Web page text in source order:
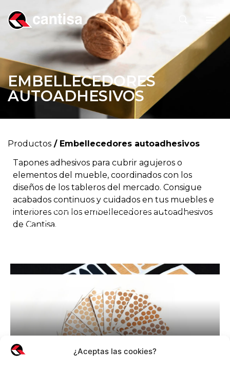
¿Aceptas las cookies?
EMBELLECEDORES
AUTOADHESIVOS
Productos / Embellecedores autoadhesivos
Tapones adhesivos para cubrir agujeros o
elementos del mueble, coordinados con los
diseños de los tableros del mercado. Consigue
acabados continuos y cuidados en tus muebles e
interiores con los embellecedores autoadhesivos
de Cantisa.
TAPONES FORMAS PERSONALIZADAS
TAPONES CUBRE TORNILLOS